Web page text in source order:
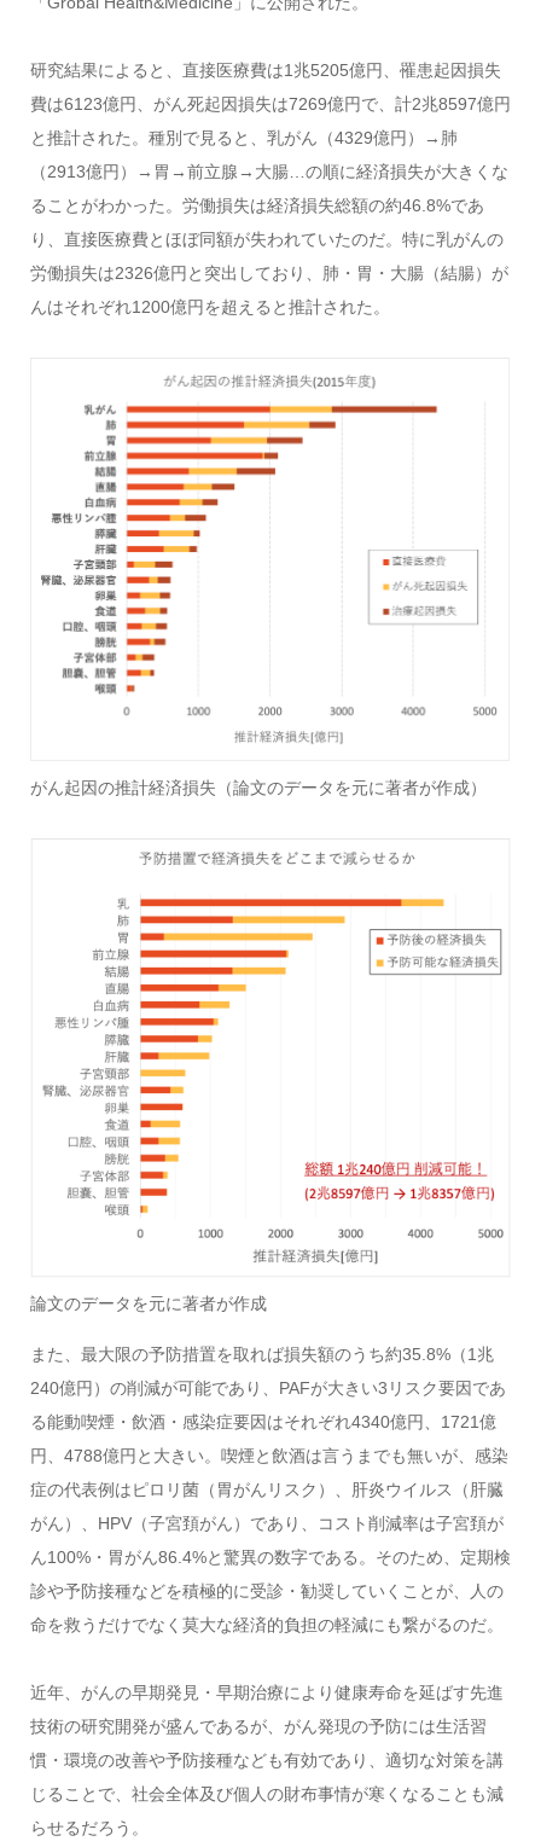
研究結果によると、直接医療費は1兆5205億円、罹患起因損失
費は6123億円、がん死起因損失は7269億円で、計2兆8597億円
と推計された。種別で見ると、乳がん（4329億円）→肺
（2913億円）→胃→前立腺→大腸…の順に経済損失が大きくな
ることがわかった。労働損失は経済損失総額の約46.8%であ
り、直接医療費とほぼ同額が失われていたのだ。特に乳がんの
労働損失は2326億円と突出しており、肺・胃・大腸（結腸）が
んはそれぞれ1200億円を超えると推計された。
がん起因の推計経済損失（論文のデータを元に著者が作成）
論文のデータを元に著者が作成
また、最大限の予防措置を取れば損失額のうち約35.8%（1兆
240億円）の削減が可能であり、PAFが大きい3リスク要因であ
る能動喫煙・飲酒・感染症要因はそれぞれ4340億円、1721億
円、4788億円と大きい。喫煙と飲酒は言うまでも無いが、感染
症の代表例はピロリ菌（胃がんリスク）、肝炎ウイルス（肝臓
がん）、HPV（子宮頚がん）であり、コスト削減率は子宮頚が
ん100%・胃がん86.4%と驚異の数字である。そのため、定期検
診や予防接種などを積極的に受診・勧奨していくことが、人の
命を救うだけでなく莫大な経済的負担の軽減にも繋がるのだ。
近年、がんの早期発見・早期治療により健康寿命を延ばす先進
技術の研究開発が盛んであるが、がん発現の予防には生活習
慣・環境の改善や予防接種なども有効であり、適切な対策を講
じることで、社会全体及び個人の財布事情が寒くなることも減
らせるだろう。